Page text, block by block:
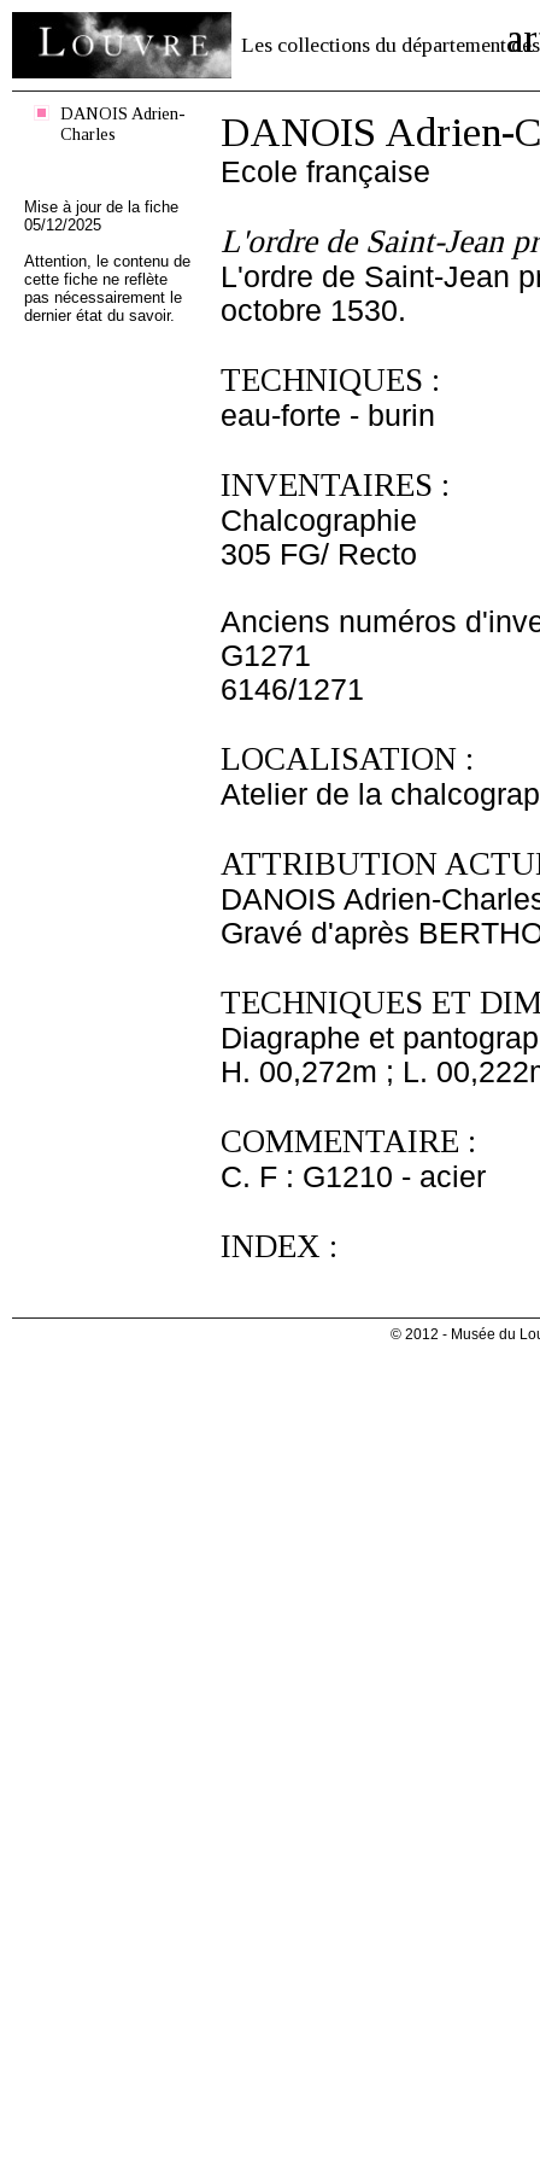
Les collections du département des
DANOIS Adrien-
Charles
Mise à jour de la fiche
05/12/2025
Attention, le contenu de
cette fiche ne reflète
pas nécessairement le
dernier état du savoir.
DANOIS Adrien-
Ecole française
L'ordre de Saint-Jean
L'ordre de Saint-Jean
octobre 1530.
TECHNIQUES :
eau-forte - burin
INVENTAIRES :
Chalcographie
305 FG/ Recto
Anciens numéros
G1271
6146/1271
LOCALISATION :
Atelier de la
ATTRIBUTION
DANOIS Adrien-
Gravé d'après
TECHNIQUES ET
Diagraphe et
H. 00,272m ; L.
COMMENTAIRE :
C. F : G1210 - acier
INDEX :
© 2012 - Musée du